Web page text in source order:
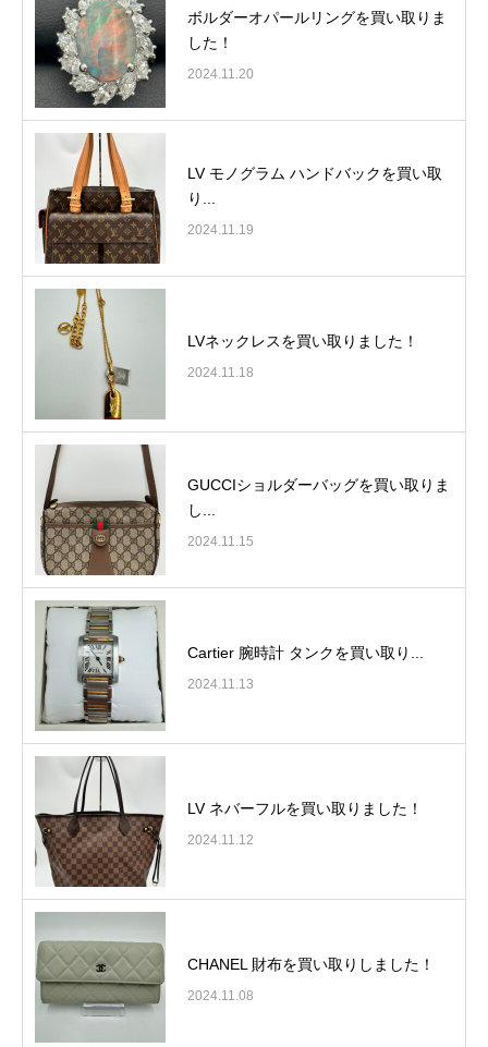
ボルダーオパールリングを買い取りま
した！
2024.11.20
LV モノグラム ハンドバックを買い取
り...
2024.11.19
LVネックレスを買い取りました！
2024.11.18
GUCCIショルダーバッグを買い取りま
し...
2024.11.15
Cartier 腕時計 タンクを買い取り...
2024.11.13
LV ネバーフルを買い取りました！
2024.11.12
CHANEL 財布を買い取りしました！
2024.11.08